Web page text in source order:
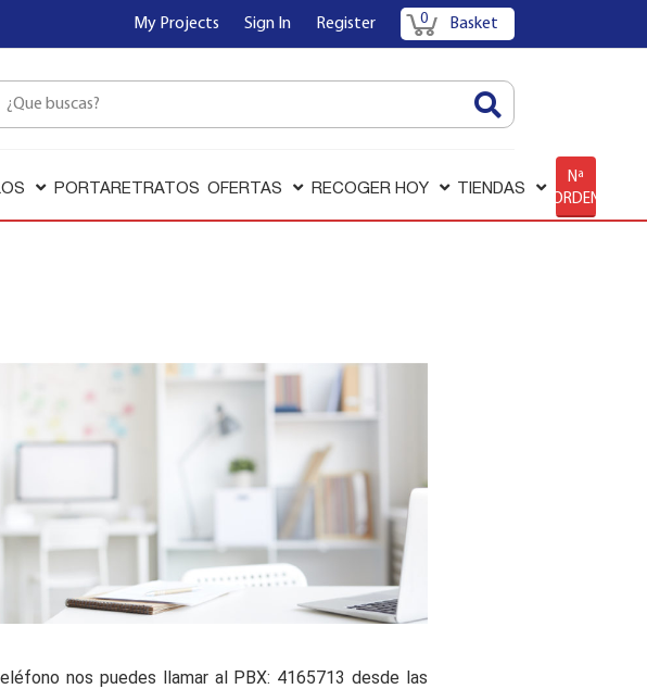
My Projects Sign In Register 0 Basket
PORTARETRATOS OFERTAS RECOGER HOY TIENDAS
Nª
ORDEN
nos puedes llamar al PBX: 4165713 desde las